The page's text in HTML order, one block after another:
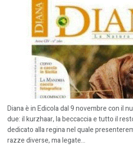
Diana è in Edicola dal 9 novembre con il
due: il kurzhaar, la beccaccia e tutto il
dedicato alla regina nel quale
razze diverse, ma legate...